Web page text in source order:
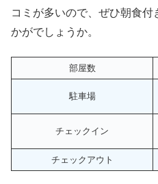
コミが多いので、ぜひ朝食
かがでしょうか。
部屋数
駐車場
チェックイン
チェックアウト